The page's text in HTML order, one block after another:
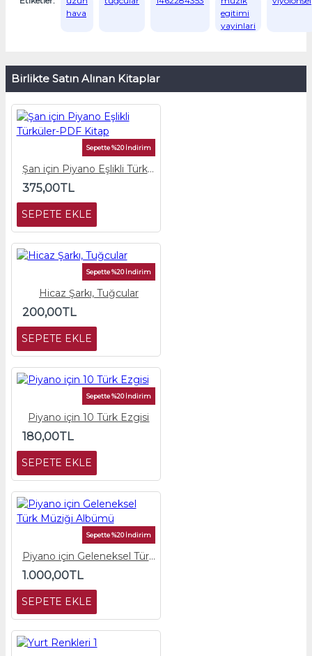
hava
egitimi
yayinlari
Birlikte Satın Alınan Kitaplar
Sepette %20 İndirim
Şan için Piyano Eşlikli Türküler-PDF Kitap
375,00TL
SEPETE EKLE
Sepette %20 İndirim
Hicaz Şarkı, Tuğcular
200,00TL
SEPETE EKLE
Sepette %20 İndirim
Piyano için 10 Türk Ezgisi
180,00TL
SEPETE EKLE
Sepette %20 İndirim
Piyano için Geleneksel Türk Müziği Albümü
1.000,00TL
SEPETE EKLE